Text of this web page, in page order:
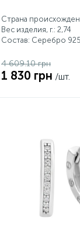
Страна
Вес изделия, г.: 2,74
Состав: Серебро 925
4 609.10 грн
1 830 грн /шт.